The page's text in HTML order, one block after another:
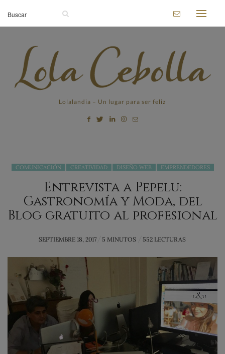
Lolalandia – Un lugar para ser feliz
COMUNICACIÓN CREATIVIDAD DISEÑO WEB EMPRENDEDORES
Entrevista a Pepelu:
Gastronomía y Moda, del
Blog gratuito al profesional
POSTED
SEPTIEMBRE 18, 2017 5 MINUTOS 552 LECTURAS